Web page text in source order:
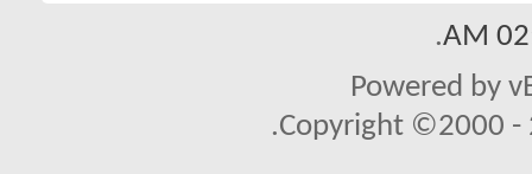
.
Powered by
Copyright ©2000 -